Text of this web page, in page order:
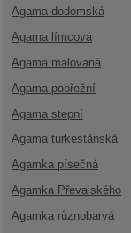
Agama dodomská
Agama límcová
Agama malovaná
Agama pobřežní
Agama stepní
Agama turkestánská
Agamka písečná
Agamka Převalského
Agamka různobarvá